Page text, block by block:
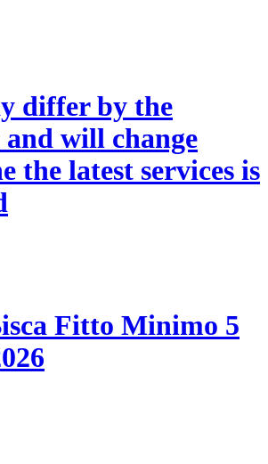
differ by the
will change
the latest services is
Fitto Minimo 5